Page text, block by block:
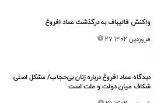
واکنش قالیباف به درگذشت عماد افروغ
۲۷ فروردین ۱۴۰۲
دیدگاه عماد افروغ درباره زنان بی‌حجاب/ مشکل اصلی
شکاف میان دولت و ملت است